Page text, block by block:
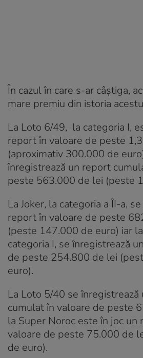
În cazul în care s-ar câștiga,
mare premiu din istoria
La Loto 6/49, la categoria I,
report în valoare de peste
(aproximativ 300.000 de
înregistrează un report
peste 563.000 de lei (peste
La Joker, la categoria a ÎI-a,
report în valoare de peste
(peste 147.000 de euro) iar
categoria I, se înregistrează
de peste 254.800 de lei
euro).
La Loto 5/40 se
cumulat în valoare de peste
la Super Noroc este în joc un
valoare de peste 75.000 de
de euro).